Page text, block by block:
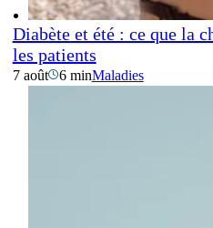
Diabète et été : ce que la
les patients
7 août 6 minMaladies